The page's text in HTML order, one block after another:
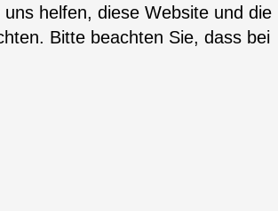
helfen, diese Website und die
Bitte beachten Sie, dass bei